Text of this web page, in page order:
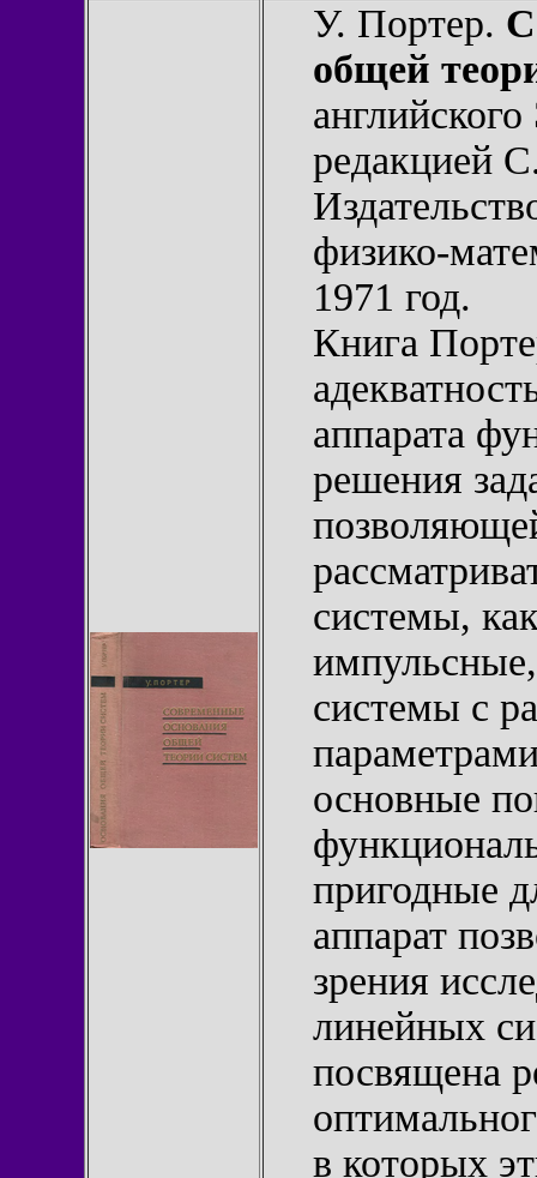
У. Портер.
общей
редакцией
физико-
1971 год.
Книга
аппарата
решения
системы,
системы с
основные
пригодные
аппарат
зрения
линейных
посвящена
в которых